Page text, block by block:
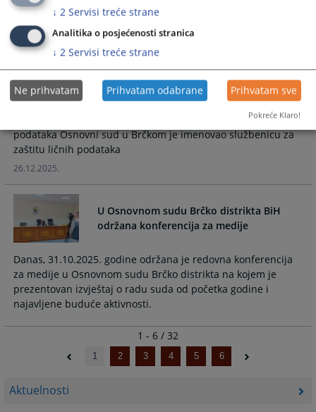
Aktuelnosti
-
31.03.2026.
Službenik za zaštitu ličnih podataka
U skladu sa odredbama člana 39 Zakona o zaštiti ličnih
podataka Osnovni sud u Brčkom je imenovao službenicu za
zaštitu ličnih podataka
26.12.2025.
U Osnovnom sudu Brčko distrikta BiH
održana konferencija za medije
Danas, 31.10.2025. godine održana je redovna konferencija
za medije u Osnovnom sudu Brčko distrikta na kojem je
prezentovan izvještaj o radu suda od početka godine i
najavljene buduće aktivnosti.
1 - 6 / 32
1 2 3 4 5 6
↓ 2 Servisi treće strane
Analitika o posjećenosti stranica
↓ 2 Servisi treće strane
Ne prihvatam Prihvatam odabrane Prihvatam sve
Pokreće Klaro!